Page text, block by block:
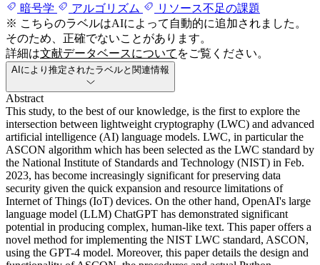
暗号学
アルゴリズム
リソース不足の課題
※ こちらのラベルはAIによって自動的に追加されました。
そのため、正確でないことがあります。
詳細は文献データベースについて をご覧ください。
AIにより推定されたラベルと関連情報
Abstract
This study, to the best of our knowledge, is the first to explore the
intersection between lightweight cryptography (LWC) and advanced
artificial intelligence (AI) language models. LWC, in particular the
ASCON algorithm which has been selected as the LWC standard by
the National Institute of Standards and Technology (NIST) in Feb.
2023, has become increasingly significant for preserving data
security given the quick expansion and resource limitations of
Internet of Things (IoT) devices. On the other hand, OpenAI's large
language model (LLM) ChatGPT has demonstrated significant
potential in producing complex, human-like text. This paper offers a
novel method for implementing the NIST LWC standard, ASCON,
using the GPT-4 model. Moreover, this paper details the design and